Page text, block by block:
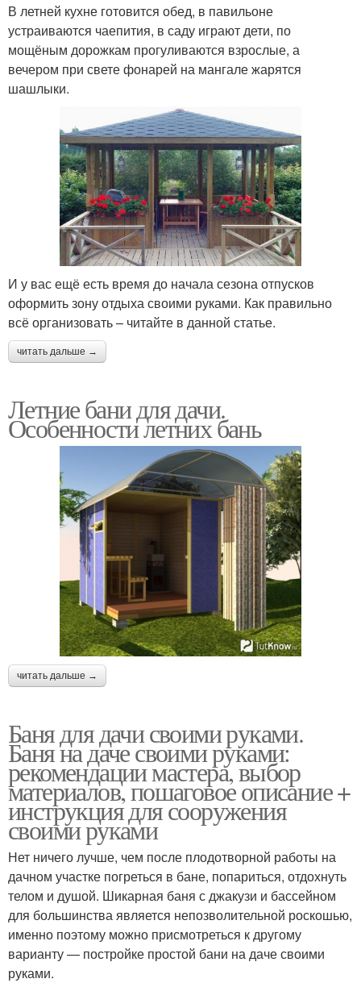
В летней кухне готовится обед, в павильоне
устраиваются чаепития, в саду играют дети, по
мощёным дорожкам прогуливаются взрослые, а
вечером при свете фонарей на мангале жарятся
шашлыки.
И у вас ещё есть время до начала сезона отпусков
оформить зону отдыха своими руками. Как правильно
всё организовать – читайте в данной статье.
читать дальше →
Летние бани для дачи.
Особенности летних бань
читать дальше →
Баня для дачи своими руками.
Баня на даче своими руками:
рекомендации мастера, выбор
материалов, пошаговое описание +
инструкция для сооружения
своими руками
Нет ничего лучше, чем после плодотворной работы на
дачном участке погреться в бане, попариться, отдохнуть
телом и душой. Шикарная баня с джакузи и бассейном
для большинства является непозволительной роскошью,
именно поэтому можно присмотреться к другому
варианту — постройке простой бани на даче своими
руками.